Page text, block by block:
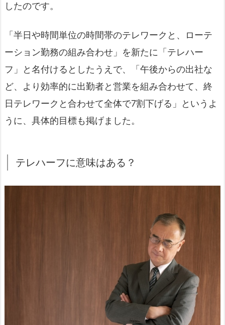
したのです。
「半日や時間単位の時間帯のテレワークと、ローテ
ーション勤務の組み合わせ」を新たに「テレハー
フ」と名付けるとしたうえで、「午後からの出社な
ど、より効率的に出勤者と営業を組み合わせて、終
日テレワークと合わせて全体で7割下げる」というよ
うに、具体的目標も掲げました。
テレハーフに意味はある？